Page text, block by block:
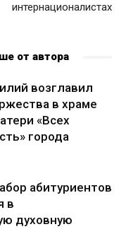
интернационалистах
от автора
возглавил
в храме
«Всех
города
абитуриентов
в
духовную